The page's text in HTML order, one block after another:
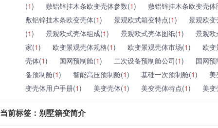
(1) 敷铝锌挂木条欧变壳体参数(1)
敷铝锌挂木条欧变壳
敷铝锌挂木条欧变壳体(1) 景观欧式箱变特点(1)
景观欧
(1) 景观欧式壳体组成(1) 景观欧式壳体图纸(1)
景观
家(1) 欧变景观壳体规格(1) 欧变景观壳体市场(1)
欧变
壳体(1) 国网预制舱(1) 二次设备预制舱公司(1)
国网
备预制舱(1) 智能高压预制舱(1) 基础一次预制舱(1)
变壳体用户手册(1) 美变壳体(1) 美变壳体特点(1) 美
当前标签：别墅箱变简介